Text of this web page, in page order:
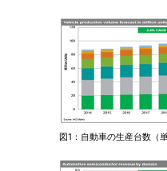
図1：自動車の生産台数（